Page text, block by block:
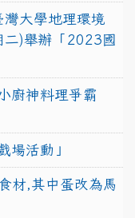
灣大學地理環境
)舉辦「2023國
廚神料理爭霸
場活動」
材,其中蛋改為馬